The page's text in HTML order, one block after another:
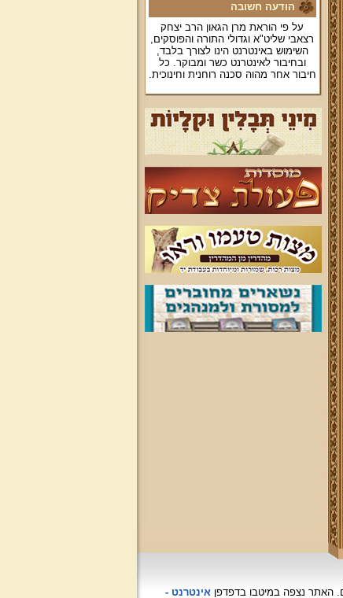
הודעה חשובה
על פי הוראת מרן הגאון הרב יצחק
רצאבי שליט"א וגדולי התורה והפוסקים,
השימוש באינטרנט הינו לצורך בלבד,
ובחיבור לאינטרנט כשר ומבוקר. כל
חיבור אחר מהוה סכנה רוחנית וחינוכית.
האתר נצפהבמיטבו בדפדפןאינטרנט -